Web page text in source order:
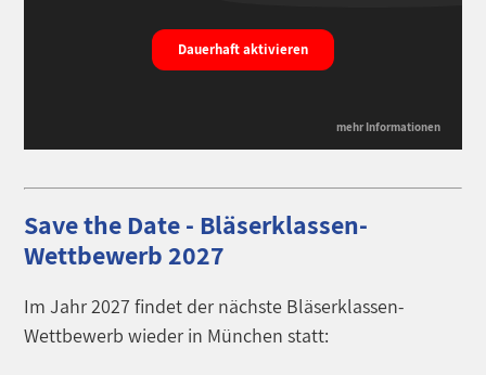
Dauerhaft aktivieren
mehr Informationen
Save the Date - Bläserklassen-
Wettbewerb 2027
Im Jahr 2027 findet der nächste Bläserklassen-
Wettbewerb wieder in München statt: